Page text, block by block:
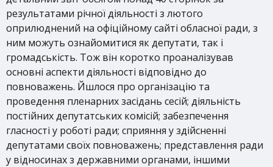
результатами річної діяльності з лютого
оприлюднений на офіційному сайті обласної ради, з
ним можуть ознайомитися як депутати, так і
громадськість. Тож він коротко проаналізував
основні аспекти діяльності відповідно до
повноважень. Йшлося про організацію та
проведення пленарних засідань сесій; діяльність
постійних депутатських комісій; забезпечення
гласності у роботі ради; сприяння у здійсненні
депутатами своїх повноважень; представлення ради
у відносинах з державними органами, іншими